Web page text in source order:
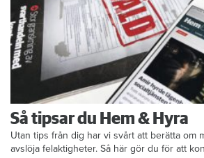
Så tipsar du Hem & Hyra
Utan tips från dig har vi svårt att berätta om
avslöja felaktigheter. Så här gör du för att